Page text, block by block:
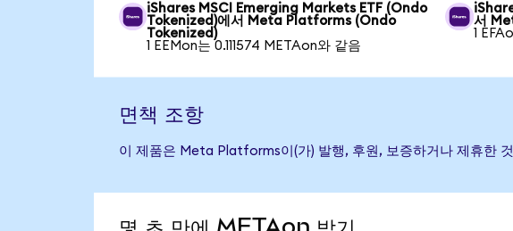
iShares MSCI Emerging Markets ETF (Ondo
Tokenized)에서 Meta Platforms (Ondo
Tokenized)
1 EEMon는 0.111574 METAon와 같음
서
1
면책 조항
이 제품은 Meta Platforms이(가) 발행, 후원, 보증하거나 제휴한